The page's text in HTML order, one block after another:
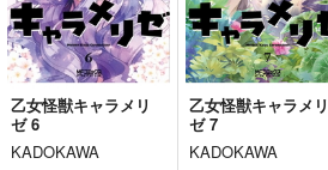
サンプル
作品詳細
サンプル
作品詳細
乙女怪獣キャラメリ
ゼ 6
KADOKAWA
乙女怪獣キャラメリ
ゼ 7
KADOKAWA